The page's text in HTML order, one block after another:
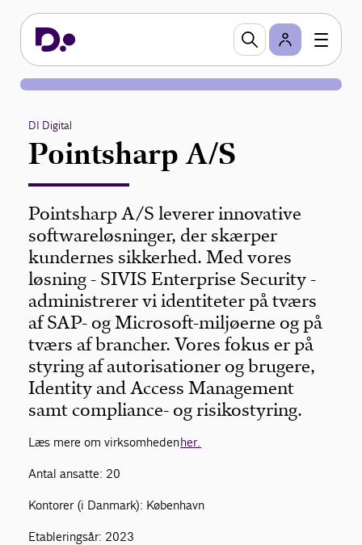
DI Digital
Pointsharp A/S
Pointsharp A/S leverer innovative
softwareløsninger, der skærper
kundernes sikkerhed. Med vores
løsning - SIVIS Enterprise Security -
administrerer vi identiteter på tværs
af SAP- og Microsoft-miljøerne og på
tværs af brancher. Vores fokus er på
styring af autorisationer og brugere,
Identity and Access Management
samt compliance- og risikostyring.
Læs mere om virksomhedenher.
Antal ansatte: 20
Kontorer (i Danmark): København
Etableringsår: 2023